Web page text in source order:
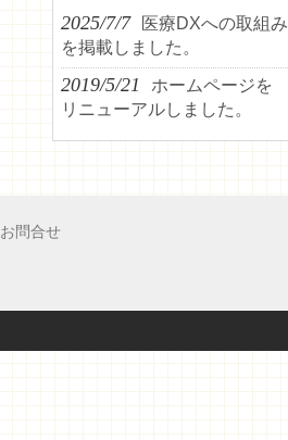
2025/7/7
医療DXへの取組み
を掲載しました。
2019/5/21
ホームページを
リニューアルしました。
お問合せ